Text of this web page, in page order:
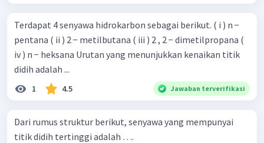
Terdapat 4 senyawa hidrokarbon sebagai berikut. ( i ) n −
pentana ( ii ) 2 − metilbutana ( iii ) 2 , 2 − dimetilpropana (
iv ) n − heksana Urutan yang menunjukkan kenaikan titik
didih adalah ...
1 4.5 Jawaban terverifikasi
Dari rumus struktur berikut, senyawa yang mempunyai
titik didih tertinggi adalah ….